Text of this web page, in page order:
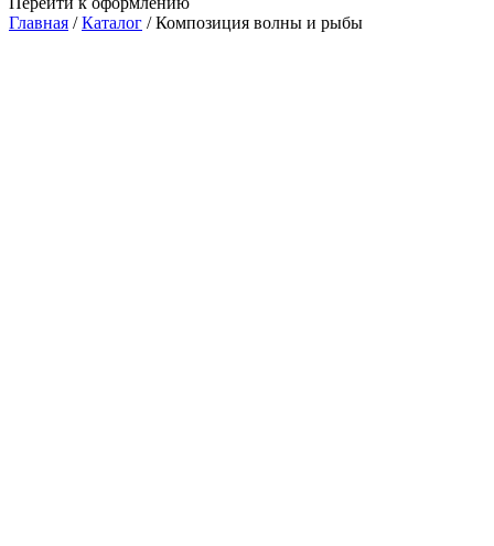
Главная /Каталог /Композиция волны и рыбы